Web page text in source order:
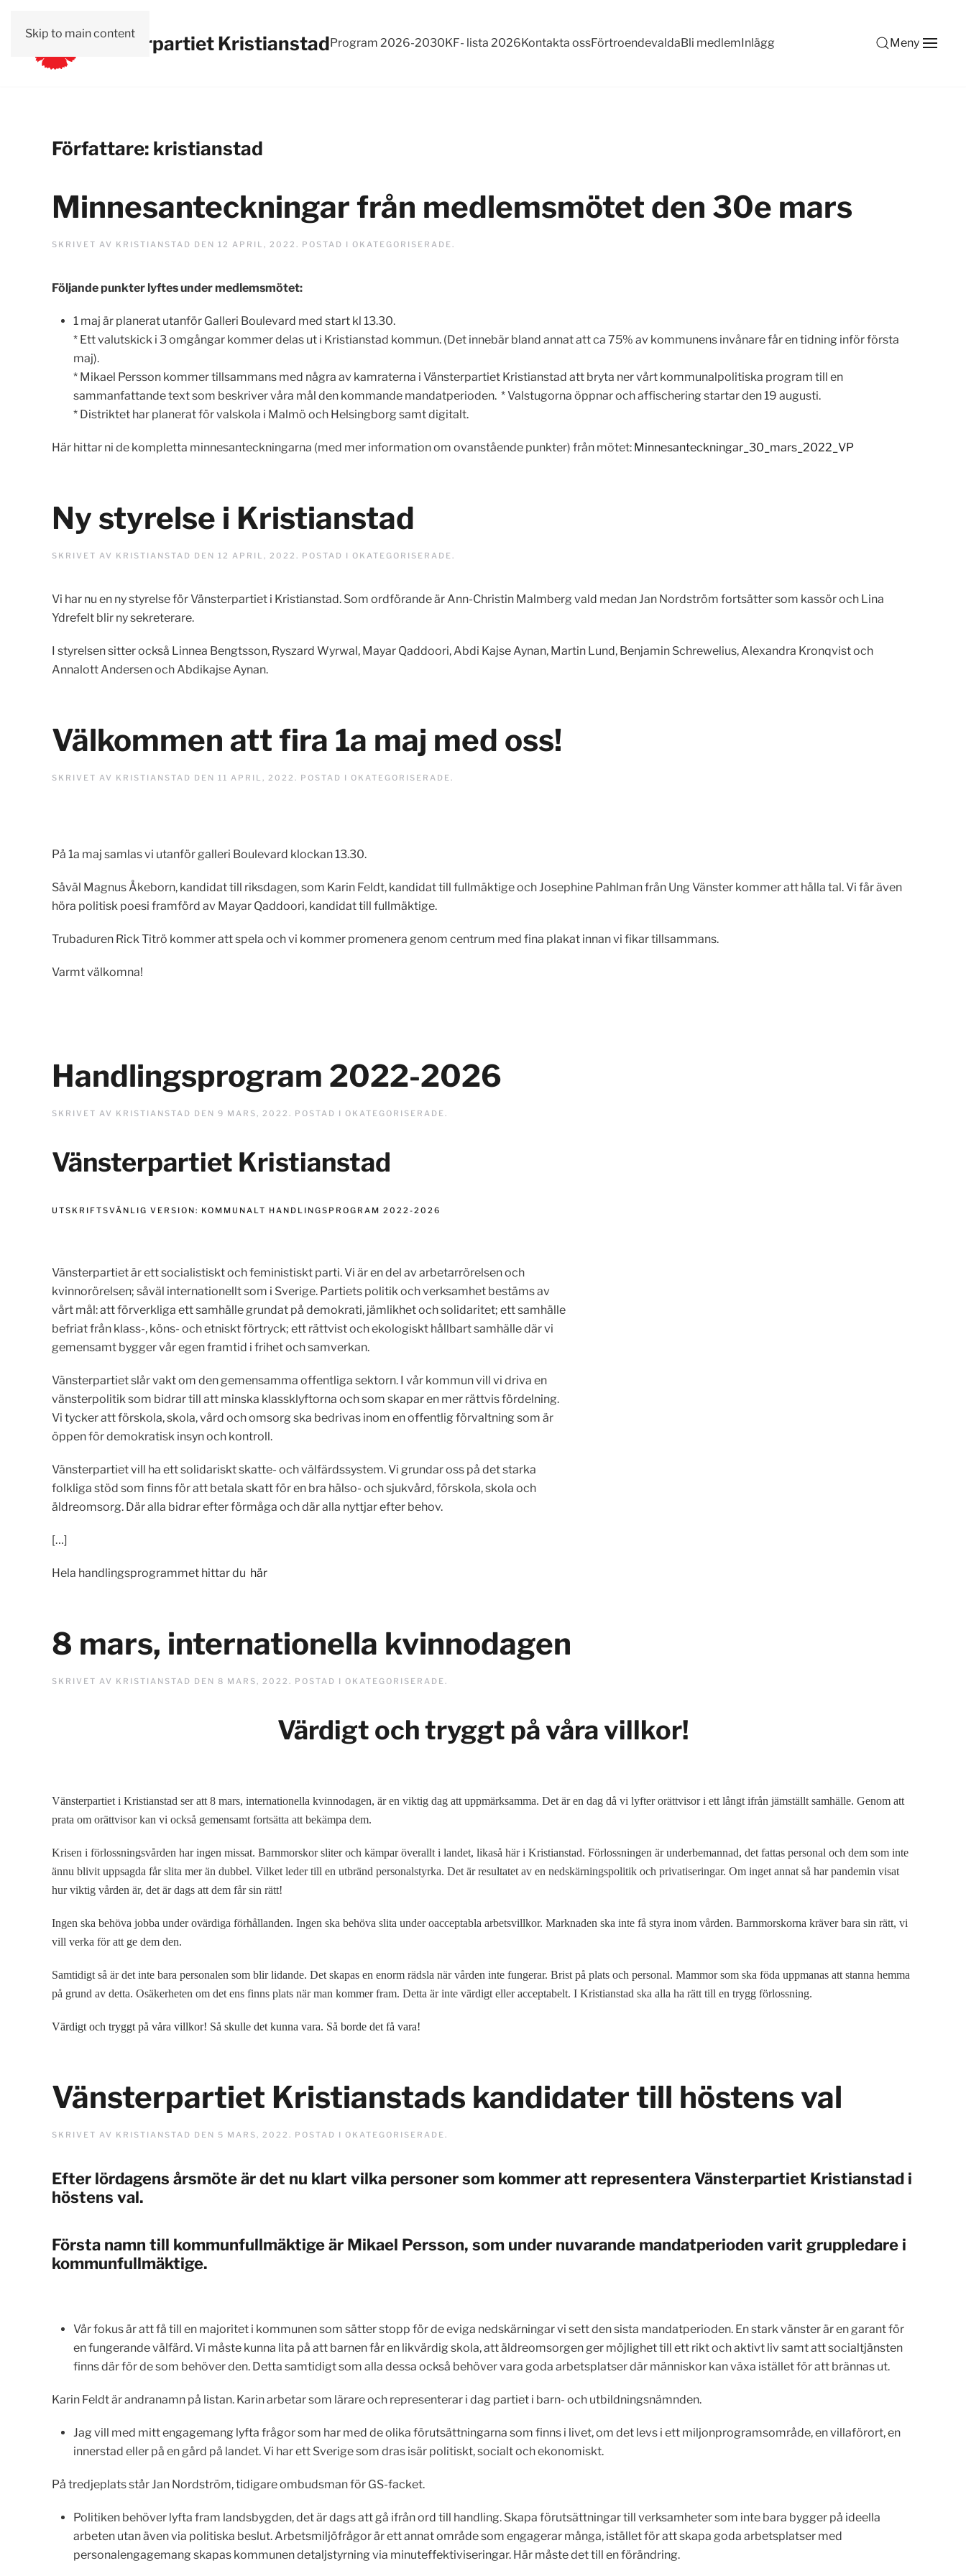
Skip to main contentVänsterpartiet KristianstadProgram 2026-2030KF- lista 2026Kontakta ossFörtroendevaldaBli medlemInlägg Meny
Författare: kristianstad
Minnesanteckningar från medlemsmötet den 30e mars
SKRIVET AV KRISTIANSTAD DEN 12 APRIL, 2022 . POSTAD I OKATEGORISERADE.
Följande punkter lyftes under medlemsmötet:
1 maj är planerat utanför Galleri Boulevard med start kl 13.30.
* Ett valutskick i 3 omgångar kommer delas ut i Kristianstad kommun. (Det innebär bland annat att ca 75% av kommunens invånare får en tidning inför första
maj).
* Mikael Persson kommer tillsammans med några av kamraterna i Vänsterpartiet Kristianstad att bryta ner vårt kommunalpolitiska program till en
sammanfattande text som beskriver våra mål den kommande mandatperioden. * Valstugorna öppnar och affischering startar den 19 augusti.
* Distriktet har planerat för valskola i Malmö och Helsingborg samt digitalt.
Här hittar ni de kompletta minnesanteckningarna (med mer information om ovanstående punkter) från mötet: Minnesanteckningar_30_mars_2022_VP
Ny styrelse i Kristianstad
SKRIVET AV KRISTIANSTAD DEN 12 APRIL, 2022 . POSTAD I OKATEGORISERADE.
Vi har nu en ny styrelse för Vänsterpartiet i Kristianstad. Som ordförande är Ann-Christin Malmberg vald medan Jan Nordström fortsätter som kassör och Lina
Ydrefelt blir ny sekreterare.
I styrelsen sitter också Linnea Bengtsson, Ryszard Wyrwal, Mayar Qaddoori, Abdi Kajse Aynan, Martin Lund, Benjamin Schrewelius, Alexandra Kronqvist och
Annalott Andersen ochAbdikajse Aynan.
Välkommen att fira 1a maj med oss!
SKRIVET AV KRISTIANSTAD DEN 11 APRIL, 2022 . POSTAD I OKATEGORISERADE.
På 1a maj samlas vi utanför galleri Boulevard klockan 13.30.
Såväl Magnus Åkeborn, kandidat till riksdagen, som Karin Feldt, kandidat till fullmäktige och Josephine Pahlman från Ung Vänster kommer att hålla tal. Vi får även
höra politisk poesi framförd av Mayar Qaddoori, kandidat till fullmäktige.
Trubaduren Rick Titrö kommer att spela och vi kommer promenera genom centrum med fina plakat innan vi fikar tillsammans.
Varmt välkomna!
Handlingsprogram 2022-2026
SKRIVET AV KRISTIANSTAD DEN 9 MARS, 2022 . POSTAD I OKATEGORISERADE.
Vänsterpartiet Kristianstad
UTSKRIFTSVÄNLIG VERSION: KOMMUNALT HANDLINGSPROGRAM 2022-2026
Vänsterpartiet är ett socialistiskt och feministiskt parti. Vi är en del av arbetarrörelsen och
kvinnorörelsen; såväl internationellt som i Sverige. Partiets politik och verksamhet bestäms av
vårt mål: att förverkliga ett samhälle grundat på demokrati, jämlikhet och solidaritet; ett samhälle
befriat från klass-, köns- och etniskt förtryck; ett rättvist och ekologiskt hållbart samhälle där vi
gemensamt bygger vår egen framtid i frihet och samverkan.
Vänsterpartiet slår vakt om den gemensamma offentliga sektorn. I vår kommun vill vi driva en
vänsterpolitik som bidrar till att minska klassklyftorna och som skapar en mer rättvis fördelning.
Vi tycker att förskola, skola, vård och omsorg ska bedrivas inom en offentlig förvaltning som är
öppen för demokratisk insyn och kontroll.
Vänsterpartiet vill ha ett solidariskt skatte- och välfärdssystem. Vi grundar oss på det starka
folkliga stöd som finns för att betala skatt för en bra hälso- och sjukvård, förskola, skola och
äldreomsorg. Där alla bidrar efter förmåga och där alla nyttjar efter behov.
[…]
Hela handlingsprogrammet hittar du här
8 mars, internationella kvinnodagen
SKRIVET AV KRISTIANSTAD DEN 8 MARS, 2022 . POSTAD I OKATEGORISERADE.
Värdigt och tryggt på våra villkor!
Vänsterpartiet i Kristianstad ser att 8 mars, internationella kvinnodagen, är en viktig dag att uppmärksamma. Det är en dag då vi lyfter orättvisor i ett långt ifrån jämställt samhälle. Genom att
prata om orättvisor kan vi också gemensamt fortsätta att bekämpa dem.
Krisen i förlossningsvården har ingen missat. Barnmorskor sliter och kämpar överallt i landet, likaså här i Kristianstad. Förlossningen är underbemannad, det fattas personal och dem som inte
ännu blivit uppsagda får slita mer än dubbel. Vilket leder till en utbränd personalstyrka. Det är resultatet av en nedskärningspolitik och privatiseringar. Om inget annat så har pandemin visat
hur viktig vården är, det är dags att dem får sin rätt!
Ingen ska behöva jobba under ovärdiga förhållanden. Ingen ska behöva slita under oacceptabla arbetsvillkor. Marknaden ska inte få styra inom vården. Barnmorskorna kräver bara sin rätt, vi
vill verka för att ge dem den.
Samtidigt så är det inte bara personalen som blir lidande. Det skapas en enorm rädsla när vården inte fungerar. Brist på plats och personal. Mammor som ska föda uppmanas att stanna hemma
på grund av detta. Osäkerheten om det ens finns plats när man kommer fram. Detta är inte värdigt eller acceptabelt. I Kristianstad ska alla ha rätt till en trygg förlossning.
Värdigt och tryggt på våra villkor! Så skulle det kunna vara. Så borde det få vara!
Vänsterpartiet Kristianstads kandidater till höstens val
SKRIVET AV KRISTIANSTAD DEN 5 MARS, 2022 . POSTAD I OKATEGORISERADE.
Efter lördagens årsmöte är det nu klart vilka personer som kommer att representera Vänsterpartiet Kristianstad i
höstens val.
Första namn till kommunfullmäktige är Mikael Persson, som under nuvarande mandatperioden varit gruppledare i
kommunfullmäktige.
Vår fokus är att få till en majoritet i kommunen som sätter stopp för de eviga nedskärningar vi sett den sista mandatperioden. En stark vänster är en garant för
en fungerande välfärd. Vi måste kunna lita på att barnen får en likvärdig skola, att äldreomsorgen ger möjlighet till ett rikt och aktivt liv samt att socialtjänsten
finns där för de som behöver den. Detta samtidigt som alla dessa också behöver vara goda arbetsplatser där människor kan växa istället för att brännas ut.
Karin Feldt är andranamn på listan. Karin arbetar som lärare och representerar i dag partiet i barn- och utbildningsnämnden.
Jag vill med mitt engagemang lyfta frågor som har med de olika förutsättningarna som finns i livet, om det levs i ett miljonprogramsområde, en villaförort, en
innerstad eller på en gård på landet. Vi har ett Sverige som dras isär politiskt, socialt och ekonomiskt.
På tredjeplats står Jan Nordström, tidigare ombudsman för GS-facket.
Politiken behöver lyfta fram landsbygden, det är dags att gå ifrån ord till handling. Skapa förutsättningar till verksamheter som inte bara bygger på ideella
arbeten utan även via politiska beslut. Arbetsmiljöfrågor är ett annat område som engagerar många, istället för att skapa goda arbetsplatser med
personalengagemang skapas kommunen detaljstyrning via minuteffektiviseringar. Här måste det till en förändring.